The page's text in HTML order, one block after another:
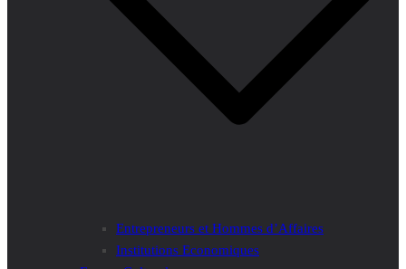
Entrepreneurs et Hommes d’Affaires
Institutions Economiques